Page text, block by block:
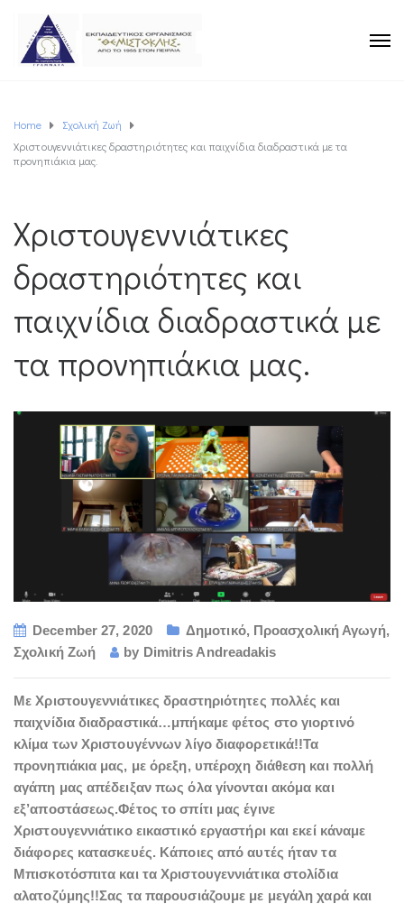
Home
Σχολική Ζωή
Χριστουγεννιάτικες δραστηριότητες και παιχνίδια διαδραστικά με τα
προνηπιάκια μας.
Χριστουγεννιάτικες
δραστηριότητες και
παιχνίδια διαδραστικά με
τα προνηπιάκια μας.
December 27, 2020 Δημοτικό, Προασχολική Αγωγή,
Σχολική Ζωή
by Dimitris Andreadakis
Με Χριστουγεννιάτικες δραστηριότητες πολλές και
παιχνίδια διαδραστικά…μπήκαμε φέτος στο γιορτινό
κλίμα των Χριστουγέννων λίγο διαφορετικά!!Τα
προνηπιάκια μας, με όρεξη, υπέροχη διάθεση και πολλή
αγάπη μας απέδειξαν πως όλα γίνονται ακόμα και
εξ’αποστάσεως.Φέτος το σπίτι μας έγινε
Χριστουγεννιάτικο εικαστικό εργαστήρι και εκεί κάναμε
διάφορες κατασκευές. Κάποιες από αυτές ήταν τα
Μπισκοτόσπιτα και τα Χριστουγεννιάτικα στολίδια
αλατοζύμης!!Σας τα παρουσιάζουμε με μεγάλη χαρά και